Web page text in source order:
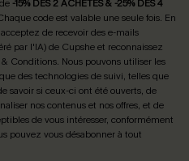
-15% DÈS 2 ACHETÉS & -25% DÈS 4
code est valable une seule fois. En
de recevoir des e-mails
par l'IA) de Cupshe et reconnaissez
& Conditions. Nous pouvons utiliser les
des technologies de suivi, telles que
savoir si ceux-ci ont été ouverts, de
nos contenus et nos offres, et de
de vous intéresser, conformément
pouvez vous désabonner à tout